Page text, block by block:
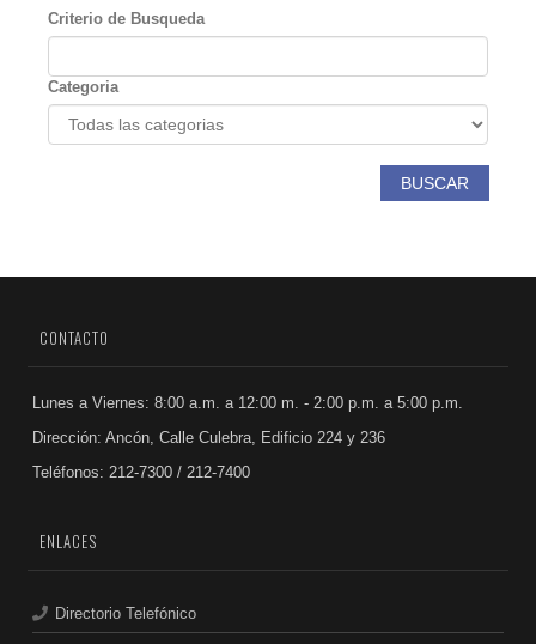
Criterio de Busqueda
Categoria
BUSCAR
CONTACTO
Lunes a Viernes: 8:00 a.m. a 12:00 m. - 2:00 p.m. a 5:00 p.m.
Dirección: Ancón, Calle Culebra, Edificio 224 y 236
Teléfonos: 212-7300 / 212-7400
ENLACES
Directorio Telefónico